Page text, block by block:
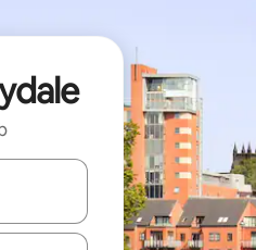
med piletasterne op og